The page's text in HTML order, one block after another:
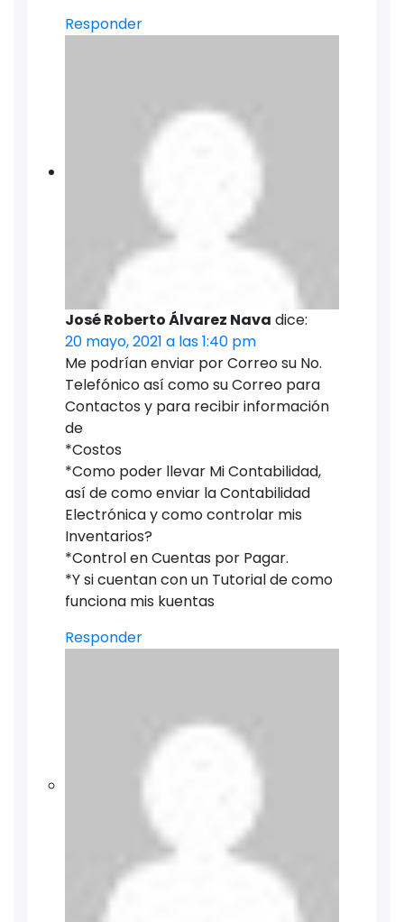
Responder
José Roberto Álvarez Nava dice:
20 mayo, 2021 a las 1:40 pm
Me podrían enviar por Correo su No.
Telefónico así como su Correo para
Contactos y para recibir información
de
*Costos
*Como poder llevar Mi Contabilidad,
así de como enviar la Contabilidad
Electrónica y como controlar mis
Inventarios?
*Control en Cuentas por Pagar.
*Y si cuentan con un Tutorial de como
funciona mis kuentas
Responder